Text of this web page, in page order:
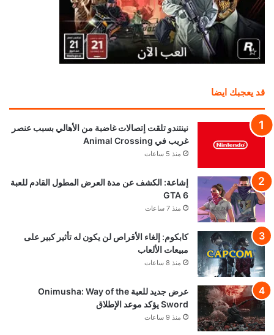
قد يعجبك ايضا
نينتندو تلقت إتصالات غاضبة من الأهالي بسبب عنصر
غريب في Animal Crossing
منذ 5 ساعات
إشاعة: الكشف عن مدة العرض المطول القادم للعبة
GTA 6
منذ 7 ساعات
كابكوم: إلغاء الأقراص لن يكون له تأثير كبير على
مبيعات الألعاب
منذ 8 ساعات
عرض جديد للعبة Onimusha: Way of the
Sword يؤكد موعد الإطلاق
منذ 9 ساعات